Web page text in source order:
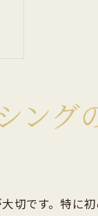
ング
切です。特に